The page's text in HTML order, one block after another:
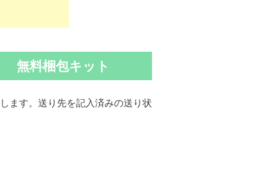
無料梱包キット
ます。送り先を記入済みの送り状